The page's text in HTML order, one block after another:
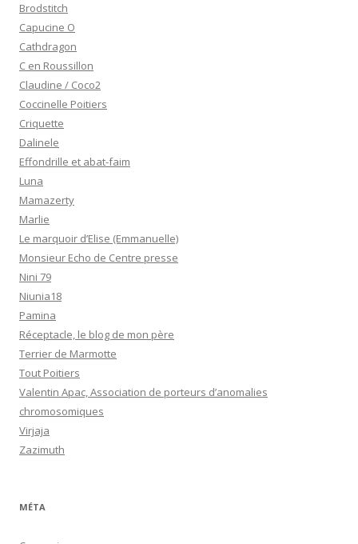
Brodstitch
Capucine O
Cathdragon
C en Roussillon
Claudine / Coco2
Coccinelle Poitiers
Criquette
Dalinele
Effondrille et abat-faim
Luna
Mamazerty
Marlie
Le marquoir d’Elise (Emmanuelle)
Monsieur Echo de Centre presse
Nini 79
Niunia18
Pamina
Réceptacle, le blog de mon père
Terrier de Marmotte
Tout Poitiers
Valentin Apac, Association de porteurs d’anomalies
chromosomiques
Virjaja
Zazimuth
MÉTA